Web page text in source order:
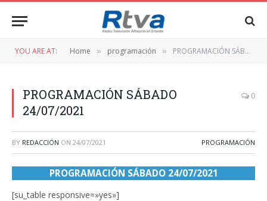
YOU ARE AT: Home » programación » PROGRAMACIÓN SÁBADO 24/07/2021
PROGRAMACIÓN SÁBADO
24/07/2021
0
BY REDACCIÓN ON 24/07/2021 PROGRAMACIÓN
PROGRAMACIÓN SÁBADO 24/07/2021
[su_table responsive=»yes»]